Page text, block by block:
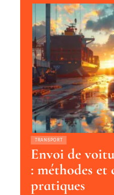
TRANSPORT
Envoi de
: méthodes et
pratiques